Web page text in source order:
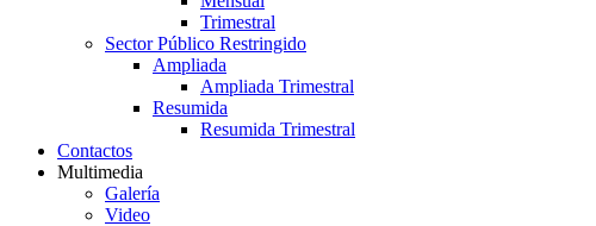
Trimestral
Sector Público Restringido
Ampliada
Ampliada Trimestral
Resumida
Resumida Trimestral
Contactos
Multimedia
Galería
Video